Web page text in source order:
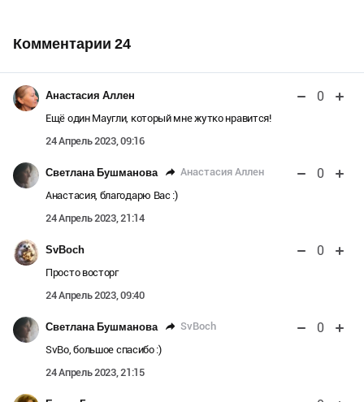
Комментарии 24
Анастасия Аллен 0
Ещё один Маугли, который мне жутко нравится!
24 Апрель 2023, 09:16
Светлана Бушманова Анастасия Аллен 0
Анастасия, благодарю Вас :)
24 Апрель 2023, 21:14
SvBoch 0
Просто восторг
24 Апрель 2023, 09:40
Светлана Бушманова SvBoch 0
SvBo, большое спасибо :)
24 Апрель 2023, 21:15